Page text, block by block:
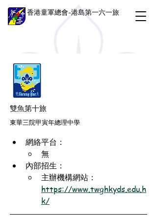
香港童軍總會-港島第一六一旅
雙魚第十旅
東華三院甲寅年總理中學
網絡平台：
無
內部招生：
主辦機構網站：
https://www.twghkyds.edu.h
k/